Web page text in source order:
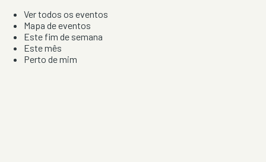
Ver todos os eventos
Mapa de eventos
Este fim de semana
Este mês
Perto de mim